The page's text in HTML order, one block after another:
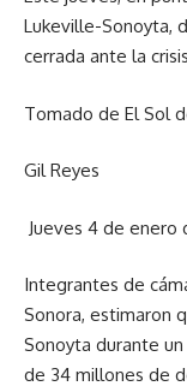
Lukeville-Sonoyta,
cerrada ante la
Tomado de El Sol
Gil Reyes
Jueves 4 de enero
Integrantes de
Sonora, estimaron
Sonoyta durante
de 34 millones de